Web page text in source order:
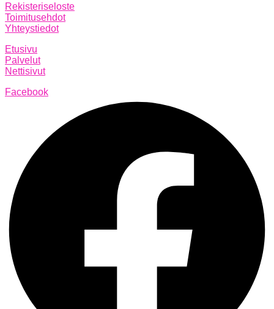
Rekisteriseloste
Toimitusehdot
Yhteystiedot
Etusivu
Palvelut
Nettisivut
Facebook